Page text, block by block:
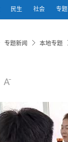
民生 社会 专题
专题新闻 本地专题